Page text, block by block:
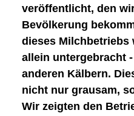
veröffentlicht, den
Bevölkerung
dieses Milchbetriebs
allein untergebracht
anderen Kälbern.
nicht nur grausam,
Wir zeigten den